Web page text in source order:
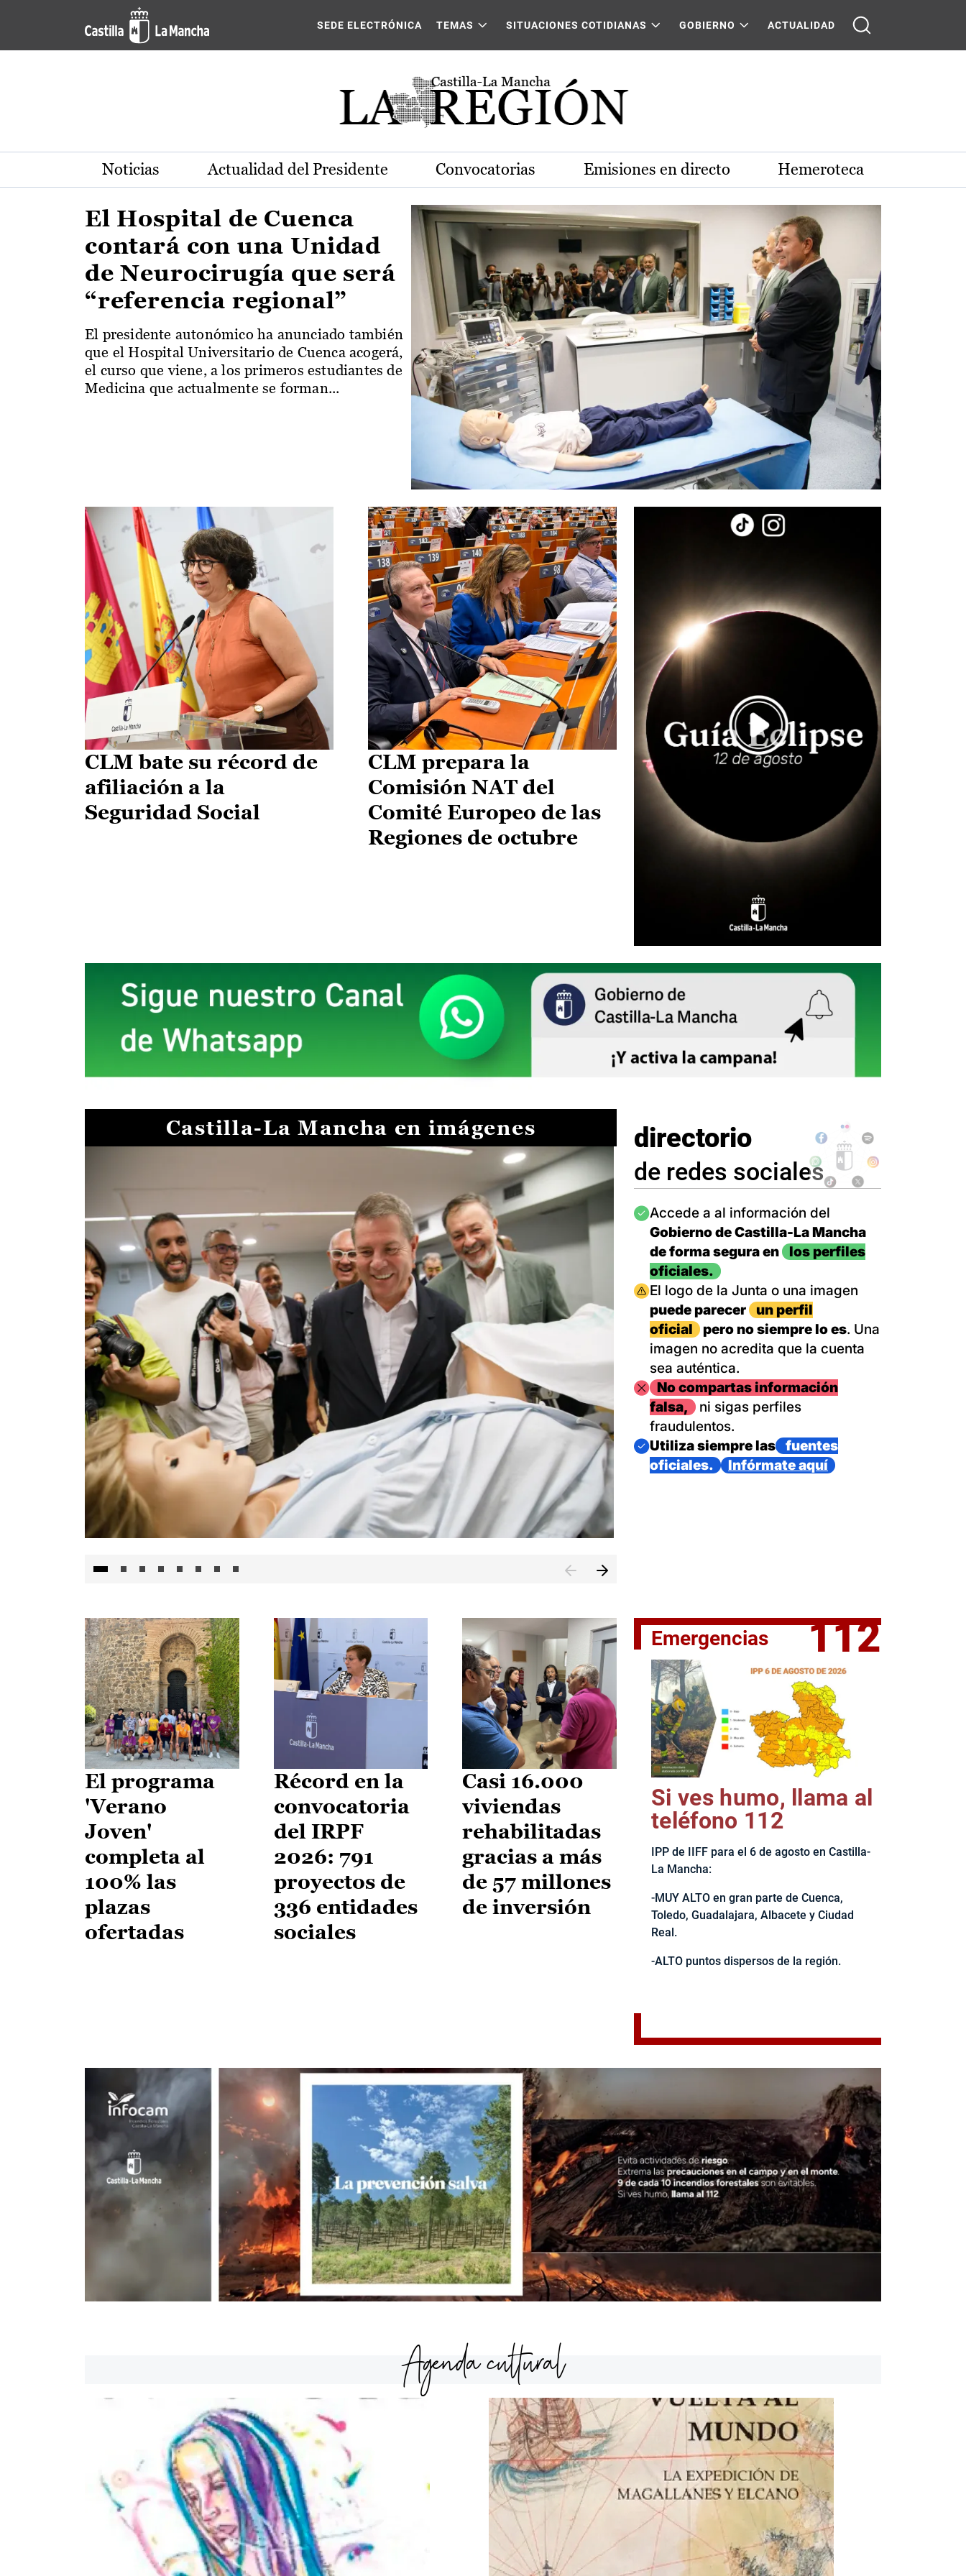
Pasar al contenido principal
Actualidad de la región de Castilla-La Mancha
SEDE ELECTRÓNICA TEMAS SITUACIONES COTIDIANAS GOBIERNO ACTUALIDAD
Noticias Actualidad del Presidente Convocatorias Emisiones en directo Hemeroteca
El Hospital de Cuenca
contará con una Unidad
de Neurocirugía que será
“referencia regional”
El presidente autonómico ha anunciado también
que el Hospital Universitario de Cuenca acogerá,
el curso que viene, a los primeros estudiantes de
Medicina que actualmente se forman...
CLM bate su récord de
afiliación a la
Seguridad Social
CLM prepara la
Comisión NAT del
Comité Europeo de las
Regiones de octubre
Castilla-La Mancha en imágenes
El jefe del Ejecutivo castellanomanchego, Emiliano García-
directorio
de redes sociales
Imagen
Accede a al información del
Gobierno de Castilla-La Mancha
de forma segura en
los perfiles
oficiales.
Imagen
El logo de la Junta o una imagen
puede parecer
un perfil
oficial
pero no siempre lo es. Una
imagen no acredita que la cuenta
sea auténtica.
ImagenNo compartas información
falsa,
ni sigas perfiles
fraudulentos.
Imagen
Utiliza siempre las
fuentes
oficiales.
Infórmate aquí
El programa
'Verano
Joven'
completa al
100% las
plazas
ofertadas
Récord en la
convocatoria
del IRPF
2026: 791
proyectos de
336 entidades
sociales
Casi 16.000
viviendas
rehabilitadas
gracias a más
de 57 millones
de inversión
Emergencias 112
Si ves humo, llama al
teléfono 112
IPP de IIFF para el 6 de agosto en Castilla-
La Mancha:
-MUY ALTO en gran parte de Cuenca,
Toledo, Guadalajara, Albacete y Ciudad
Real.
-ALTO puntos dispersos de la región.
Agenda cultural